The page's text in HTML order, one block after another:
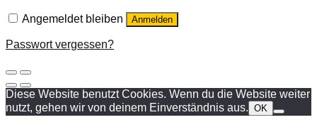
Angemeldet bleiben Anmelden
Passwort vergessen?
Diese Website benutzt Cookies. Wenn du die Website weiter
nutzt, gehen wir von deinem Einverständnis aus. OK